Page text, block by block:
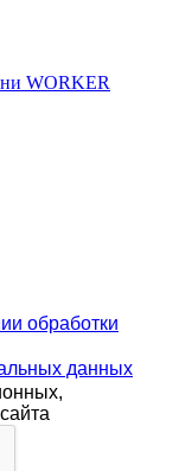
WORKER
обработки
данных